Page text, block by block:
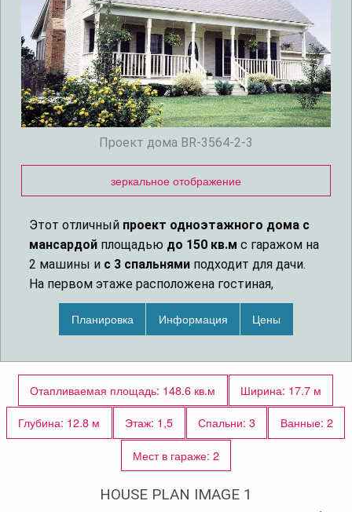
Проект дома BR-3564-2-3
зеркальное отображение
Этот отличный проект одноэтажного дома с
мансардой площадью до 150 кв.м с гаражом на
2 машины и с 3 спальнями подходит для дачи.
На первом этаже расположена гостиная,
столовая и кухня, хозяйская спальня с
гардеробной. Две другие спальни и ванная на
можно попасть по лестнице снаружи дома.
Архитектурный
стиль этого проекта -
европейский, дачный.
Материал стен
Для постройки этого дома подойдет
Планировка Информация Цены
Отапливаемая площадь: 148.6 кв.м
Ширина: 17.7 м
Глубина: 12.8 м
Этаж: 1,5 Спальни: 3
Ванные: 2
Мест в гараже: 2
HOUSE PLAN IMAGE 1